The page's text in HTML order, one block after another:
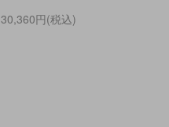
30,360円(税込)